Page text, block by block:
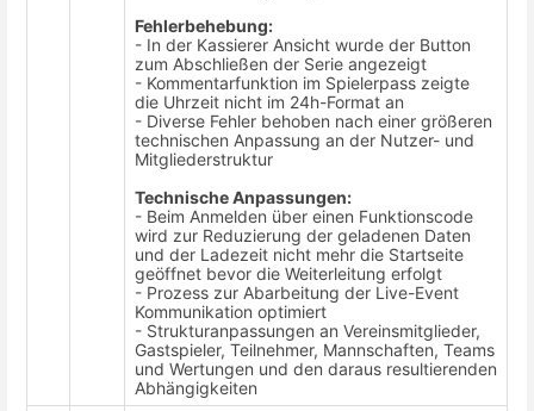
Fehlerbehebung:
- In der Kassierer Ansicht wurde der Button
zum Abschließen der Serie angezeigt
- Kommentarfunktion im Spielerpass zeigte
die Uhrzeit nicht im 24h-Format an
- Diverse Fehler behoben nach einer größeren
technischen Anpassung an der Nutzer- und
Mitgliederstruktur
Technische Anpassungen:
- Beim Anmelden über einen Funktionscode
wird zur Reduzierung der geladenen Daten
und der Ladezeit nicht mehr die Startseite
geöffnet bevor die Weiterleitung erfolgt
- Prozess zur Abarbeitung der Live-Event
Kommunikation optimiert
- Strukturanpassungen an Vereinsmitglieder,
Gastspieler, Teilnehmer, Mannschaften, Teams
und Wertungen und den daraus resultierenden
Abhängigkeiten